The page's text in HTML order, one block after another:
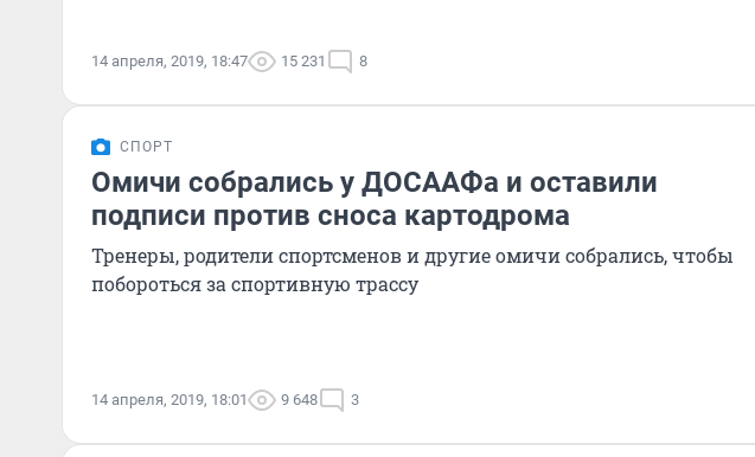
14 апреля, 2019, 18:47 15 231 8
СПОРТ
Омичи собрались у ДОСААФа и оставили
подписи против сноса картодрома
Тренеры, родители спортсменов и другие омичи собрались, чтобы
побороться за спортивную трассу
14 апреля, 2019, 18:01 9 648 3